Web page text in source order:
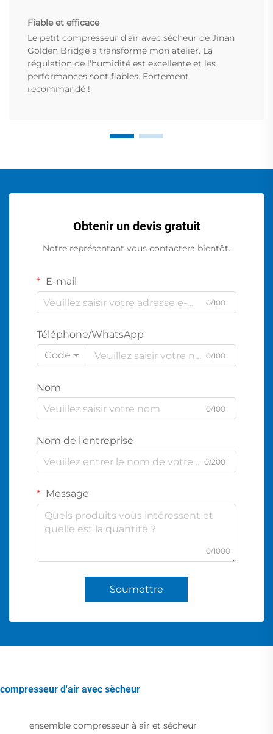
Fiable et efficace
Le petit compresseur d'air avec sécheur de Jinan
Golden Bridge a transformé mon atelier. La
régulation de l'humidité est excellente et les
performances sont fiables. Fortement
recommandé !
Obtenir un devis gratuit
Notre représentant vous contactera bientôt.
E-mail
0/100
Téléphone/WhatsApp
Code
0/100
Nom
0/100
Nom de l'entreprise
0/200
Message
0/1000
Soumettre
compresseur d'air avec sècheur
ensemble compresseur à air et sécheur